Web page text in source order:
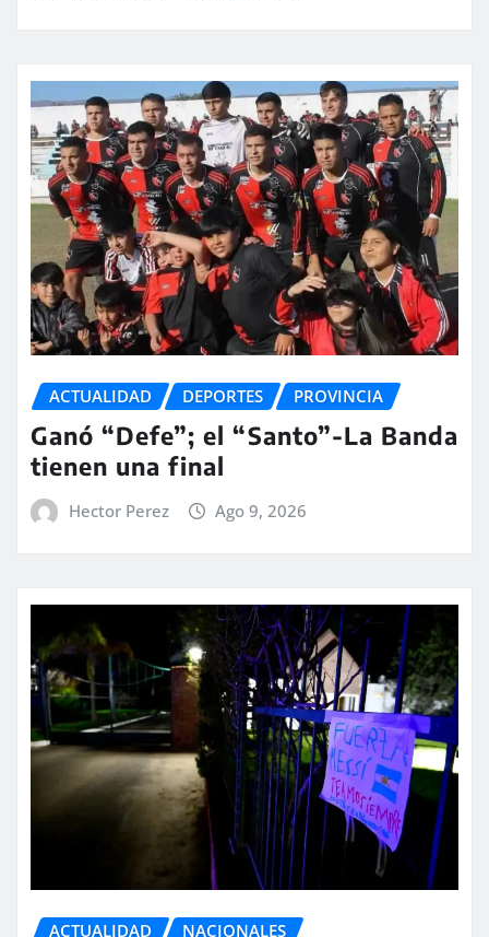
ACTUALIDAD DEPORTES PROVINCIA
Ganó “Defe”; el “Santo”-La Banda
tienen una final
Hector Perez Ago 9, 2026
ACTUALIDAD NACIONALES